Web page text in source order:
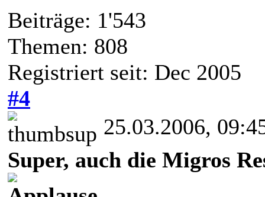
Beiträge: 1'543
Themen: 808
Registriert seit: Dec 2005
#4
25.03.2006,
Super, auch die Migros